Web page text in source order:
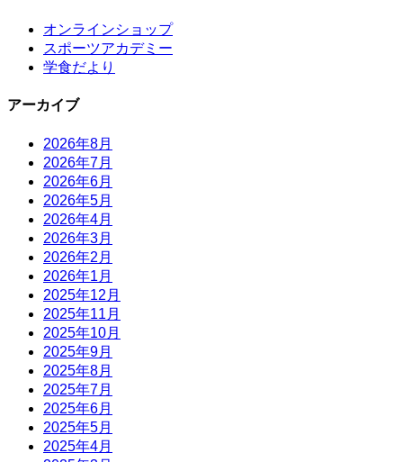
オンラインショップ
スポーツアカデミー
学食だより
アーカイブ
2026年8月
2026年7月
2026年6月
2026年5月
2026年4月
2026年3月
2026年2月
2026年1月
2025年12月
2025年11月
2025年10月
2025年9月
2025年8月
2025年7月
2025年6月
2025年5月
2025年4月